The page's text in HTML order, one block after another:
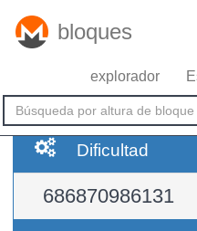
bloques
explorador
Dificultad
686870986131